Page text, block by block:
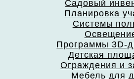
Садовый
Планировка
Системы
Программы 3D-
Детская
Ограждения и
Мебель для